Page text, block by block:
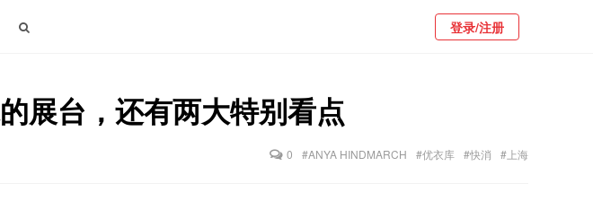
登录/注册
展台，还有两大特别看点
0 #ANYA HINDMARCH #优衣库 #快消 #上海